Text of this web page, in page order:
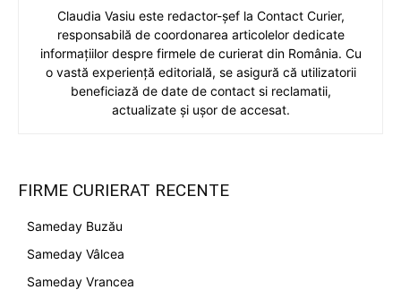
Claudia Vasiu este redactor-șef la Contact Curier,
responsabilă de coordonarea articolelor dedicate
informațiilor despre firmele de curierat din România. Cu
o vastă experiență editorială, se asigură că utilizatorii
beneficiază de date de contact si reclamatii,
actualizate și ușor de accesat.
FIRME CURIERAT RECENTE
Sameday Buzău
Sameday Vâlcea
Sameday Vrancea